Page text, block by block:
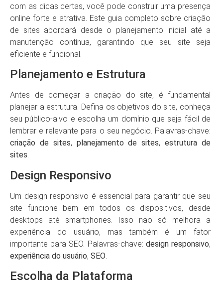
com as dicas certas, você pode construir uma presença
online forte e atrativa. Este guia completo sobre criação
de sites abordará desde o planejamento inicial até a
manutenção contínua, garantindo que seu site seja
eficiente e funcional.
Planejamento e Estrutura
Antes de começar a criação do site, é fundamental
planejar a estrutura. Defina os objetivos do site, conheça
seu público-alvo e escolha um domínio que seja fácil de
lembrar e relevante para o seu negócio. Palavras-chave:
criação de sites, planejamento de sites,estrutura de
sites.
Design Responsivo
Um design responsivo é essencial para garantir que seu
site funcione bem em todos os dispositivos, desde
desktops até smartphones. Isso não só melhora a
experiência do usuário, mas também é um fator
importante para SEO. Palavras-chave: design responsivo,
experiência do usuário, SEO
Escolha da Plataforma